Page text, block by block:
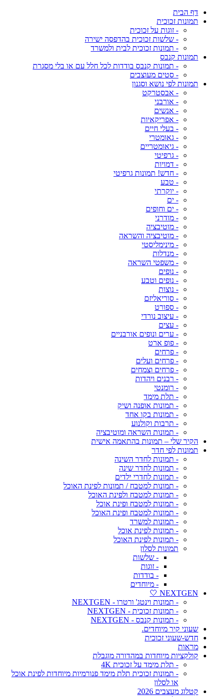
דף הבית
תמונות זכוכית
- זוגות על זכוכית
- שלשות זכוכית בהדפסה ישירה
- תמונות זכוכית לבית ולמשרד
תמונות קנבס
- תמונות קנבס בודדות לכל חלל עם או בלי מסגרת
- סטים מעוצבים
תמונות לפי נושא וסגנון
- אבסטרקט
- אורבני
- אנשים
- אפריקאיות
- בעלי חיים
- גאומטרי
- גיאומטריים
- גרפיטי
- דמויות
- חדש! תמונות גרפיטי
- טבע
- יוקרתי
- ים
- ים וחופים
- מודרני
- מוטיבציה
- מוטיבציה והשראה
- מינימליסטי
- מנדלות
- משפטי השראה
- נופים
- נופים וטבע
- נוצות
- סוריאליזם
- ספורט
- עיצוב נורדי
- עצים
- ערים ונופים אורבניים
- פופ ארט
- פרחים
- פרחים ועלים
- פרחים וצמחים
- רבנים ויהדות
- רומנטי
- תלת מימד
- תמונות אופנה ושיק
- תמונות בקו אחד
- תרבות וקולנוע
- תמונות השראה ומוטיבציה
הקיר שלי – תמונות בהתאמה אישית
תמונות לפי חדר
- תמונות לחדר השינה
- תמונות לחדר שינה
- תמונות לחדרי ילדים
- תמונות למטבח / תמונות לפינת האוכל
- תמונות למטבח ולפינת האוכל
- תמונות למטבח ופינת אוכל
- תמונות למטבח ופינת האוכל
- תמונות למשרד
- תמונות לפינת אוכל
- תמונות לפינת האוכל
תמונות לסלון
- שלשות
- זוגות
- בודדות
- מיוחדים
NEXTGEN 🤍
- תמונות וינטג' ורטרו - NEXTGEN
- תמונות זכוכית - NEXTGEN
- תמונות קנבס - NEXTGEN
שעוני קיר מיוחדים.
חדש-שעוני זכוכית
מראות
קולקציות מיוחדות במהדורה מוגבלת
- תלת מימד על זכוכית 4K
- תמונות זכוכית תלת מימד פנורמיות מיוחדות לפינת אוכל
או לסלון
קטלוג מעצבים 2026